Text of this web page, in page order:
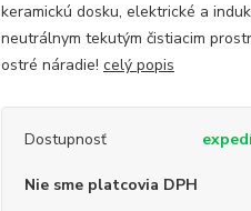
keramickú dosku, elektrické a
neutrálnym tekutým čistiacim
ostré náradie! celý popis
Dostupnosť
Nie sme platcovia DPH